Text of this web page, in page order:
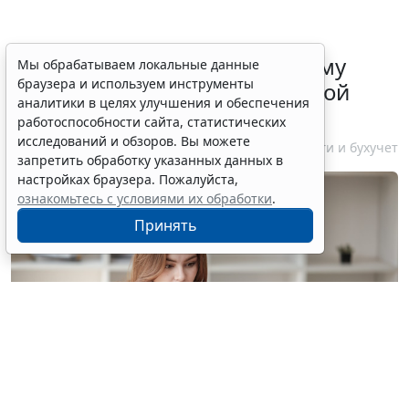
ФНС России рассказала малому
бизнесу о порядке упрощенной
ликвидации компании
7 августа 2026 18:16 Налоги и бухучет
Мы обрабатываем локальные данные
браузера и используем инструменты
аналитики в целях улучшения и обеспечения
работоспособности сайта, статистических
исследований и обзоров. Вы можете
запретить обработку указанных данных в
настройках браузера. Пожалуйста,
ознакомьтесь с условиями их обработки.
Принять